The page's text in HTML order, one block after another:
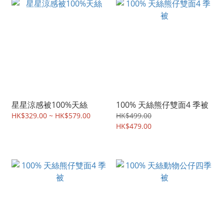
星星涼感被100%天絲
HK$329.00 ~ HK$579.00
100% 天絲熊仔雙面4 季被
HK$499.00
HK$479.00